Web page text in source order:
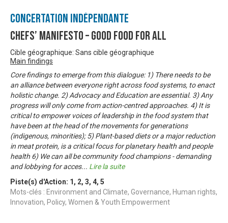
Concertation Indépendante
Chefs’ Manifesto – Good Food For All
Cible géographique: Sans cible géographique
Main findings
Core findings to emerge from this dialogue: 1) There needs to be
an alliance between everyone right across food systems, to enact
holistic change. 2) Advocacy and Education are essential. 3) Any
progress will only come from action-centred approaches. 4) It is
critical to empower voices of leadership in the food system that
have been at the head of the movements for generations
(indigenous, minorities); 5) Plant-based diets or a major reduction
in meat protein, is a critical focus for planetary health and people
health 6) We can all be community food champions - demanding
and lobbying for acces... Lire la suite
Piste(s) d'Action: 1 , 2, 3, 4, 5
Mots-clés : Environment and Climate, Governance, Human rights,
Innovation, Policy, Women & Youth Empowerment